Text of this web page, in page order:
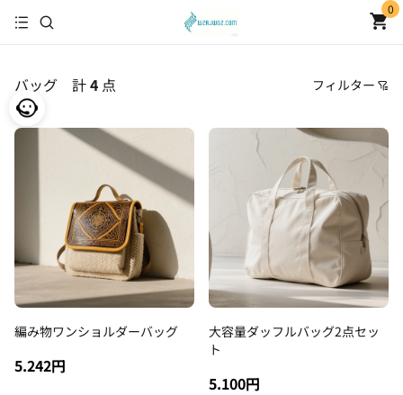
0
バッグ 計4 点 フィルター
価格
新着順
古い順
編み物ワンショルダーバッグ
5.242円
大容量ダッフルバッグ2点セッ
ト
5.100円